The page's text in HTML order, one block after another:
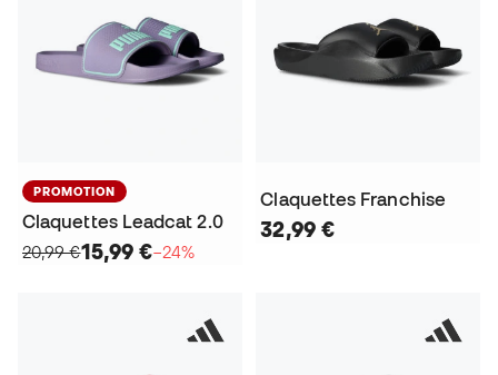
PROMOTION
Claquettes Leadcat 2.0
20,99 €15,99 €−24%
Claquettes Franchise
32,99 €